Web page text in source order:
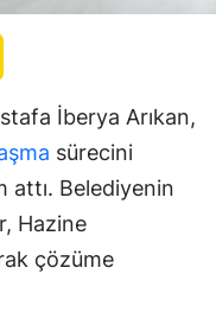
İberya Arıkan,
sürecini
attı. Belediyenin
Hazine
çözüme